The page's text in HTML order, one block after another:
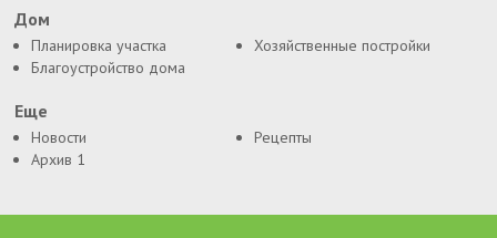
Дом
Планировка участка
Хозяйственные постройки
Благоустройство дома
Еще
Новости
Рецепты
Архив 1